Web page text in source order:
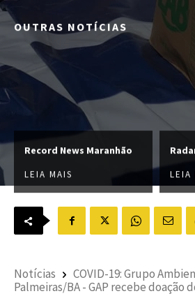
OUTRAS NOTÍCIAS
Record News Maranhão
LEIA MAIS LEIA
Notícias
COVID-19: Grupo
Palmeiras/BA - GAP recebe doação